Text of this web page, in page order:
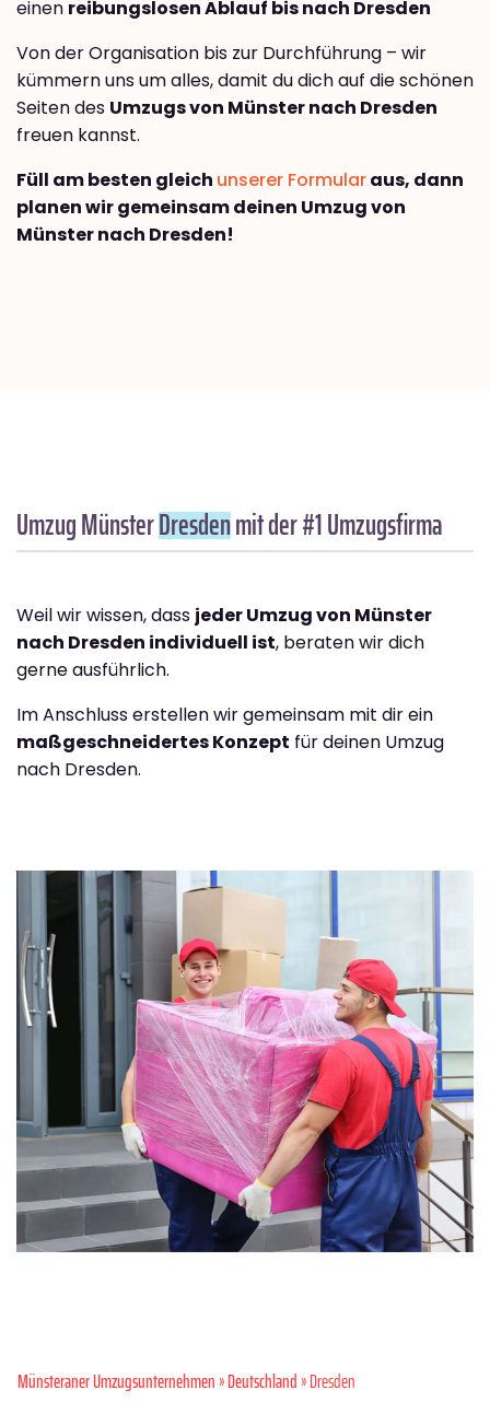
einen reibungslosen Ablauf bis nach Dresden
Von der Organisation bis zur Durchführung – wir
kümmern uns um alles, damit du dich auf die schönen
Seiten des Umzugs von Münster nach Dresden
freuen kannst.
Füll am besten gleich unserer Formularaus, dann
planen wir gemeinsam deinen Umzug von
Münster nach Dresden!
Umzug MünsterDresdenmit der #1 Umzugsfirma
Weil wir wissen, dass jeder Umzug von Münster
nach Dresden individuell ist, beraten wir dich
gerne ausführlich.
Im Anschluss erstellen wir gemeinsam mit dir ein
maßgeschneidertes Konzept für deinen Umzug
nach Dresden.
Münsteraner Umzugsunternehmen»Deutschland» Dresden